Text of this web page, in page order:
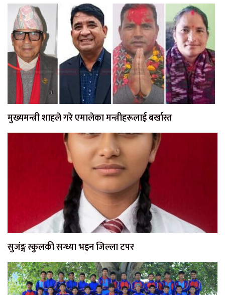
मुख्यमन्त्री शाहले गरे एमालेका मन्त्रीहरूलाई बर्खास्त
सुजंङ्ग स्कुलकी सन्ध्या भइन जिल्ला टपर